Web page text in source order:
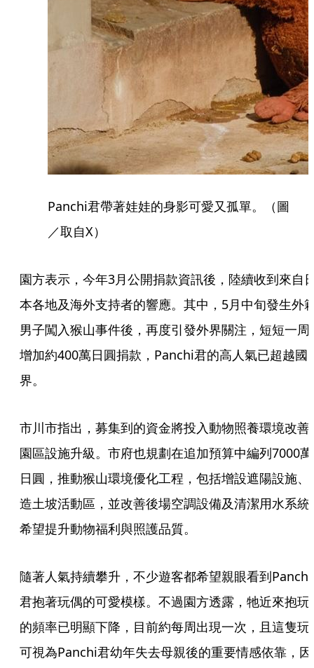
Panchi君帶著娃娃的身影可愛又孤單。（圖
／取自X）
園方表示，今年3月公開捐款資訊後，陸續收到來自
本各地及海外支持者的響應。其中，5月中旬發生外
男子闖入猴山事件後，再度引發外界關注，短短一周
增加約400萬日圓捐款，Panchi君的高人氣已超越國
界。
市川市指出，募集到的資金將投入動物照養環境改善
園區設施升級。市府也規劃在追加預算中編列7000萬
日圓，推動猴山環境優化工程，包括增設遮陽設施、
造土坡活動區，並改善後場空調設備及清潔用水系統
希望提升動物福利與照護品質。
隨著人氣持續攀升，不少遊客都希望親眼看到Panchi
君抱著玩偶的可愛模樣。不過園方透露，牠近來抱玩
的頻率已明顯下降，目前約每周出現一次，且這隻玩
可視為Panchi君幼年失去母親後的重要情感依靠，因